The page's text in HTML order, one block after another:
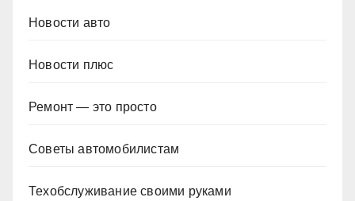
Новости авто
Новости плюс
Ремонт — это просто
Советы автомобилистам
Техобслуживание своими руками